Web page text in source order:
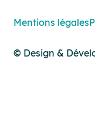
Mentions légales
© Design &